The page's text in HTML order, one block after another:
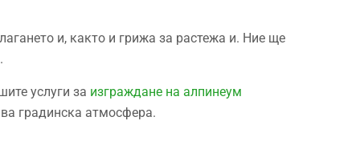
и, както и грижа за растежа и. Ние ще
услуги за изграждане на алпинеум
градинска атмосфера.